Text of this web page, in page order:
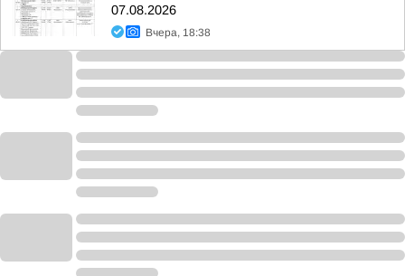
07.08.2026
Вчера, 18:38